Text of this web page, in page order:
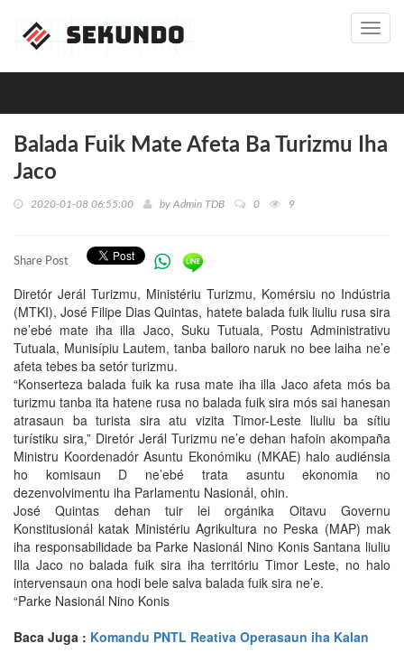
Balada Fuik Mate Afeta Ba Turizmu Iha
Jaco
2020-01-08 06:55:00 by Admin TDB 0 9
Share Post
Diretór Jerál Turizmu, Ministériu Turizmu, Komérsiu no Indústria
(MTKI), José Filipe Dias Quintas, hatete balada fuik liuliu rusa sira
ne’ebé mate iha illa Jaco, Suku Tutuala, Postu Administrativu
Tutuala, Munisípiu Lautem, tanba bailoro naruk no bee laiha ne’e
afeta tebes ba setór turizmu.
“Konserteza balada fuik ka rusa mate iha illa Jaco afeta mós ba
turizmu tanba ita hatene rusa no balada fuik sira mós sai hanesan
atrasaun ba turista sira atu vizita Timor-Leste liuliu ba sítiu
turístiku sira,” Diretór Jerál Turizmu ne’e dehan hafoin akompaña
Ministru Koordenadór Asuntu Ekonómiku (MKAE) halo audiénsia
ho komisaun D ne’ebé trata asuntu ekonomia no
dezenvolvimentu iha Parlamentu Nasionál, ohin.
José Quintas dehan tuir lei orgánika Oitavu Governu
Konstitusionál katak Ministériu Agrikultura no Peska (MAP) mak
iha responsabilidade ba Parke Nasionál Nino Konis Santana liuliu
Illa Jaco no balada fuik sira iha territóriu Timor Leste, no halo
intervensaun ona hodi bele salva balada fuik sira ne’e.
“Parke Nasionál Nino Konis
Baca Juga : Komandu PNTL Reativa Operasaun iha Kalan